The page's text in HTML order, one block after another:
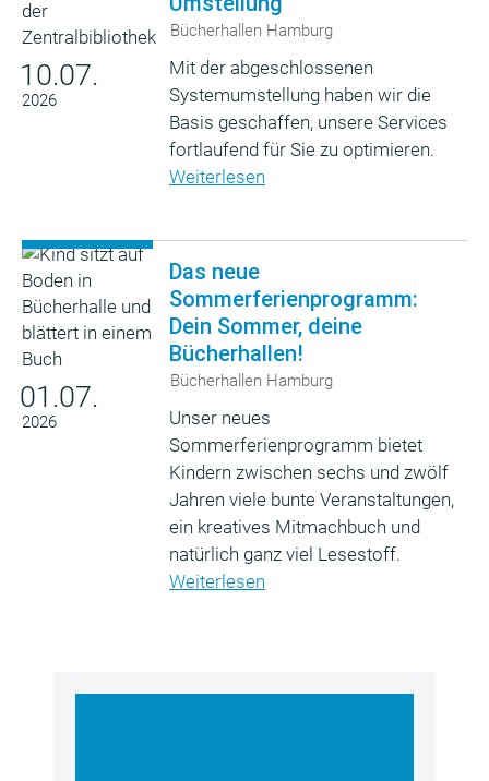
10.07.
2026
Bücherhallen Hamburg
Mit der abgeschlossenen
Systemumstellung haben wir die
Basis geschaffen, unsere Services
fortlaufend für Sie zu optimieren.
Weiterlesen
01.07.
2026
Das neue
Sommerferienprogramm:
Dein Sommer, deine
Bücherhallen!
Bücherhallen Hamburg
Unser neues
Sommerferienprogramm bietet
Kindern zwischen sechs und zwölf
Jahren viele bunte Veranstaltungen,
ein kreatives Mitmachbuch und
natürlich ganz viel Lesestoff.
Weiterlesen